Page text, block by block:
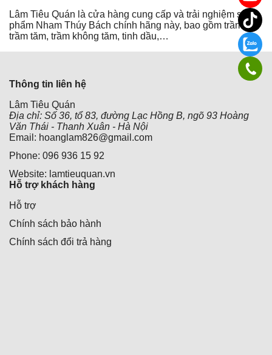
Lâm Tiêu Quán là cửa hàng cung cấp và trải nghiệm sản
phẩm Nham Thúy Bách chính hãng này, bao gồm trầm nụ,
trầm tăm, trầm không tăm, tinh dầu,…
Thông tin liên hệ
Lâm Tiêu Quán
Địa chỉ: Số 36, tổ 83, đường Lạc Hồng B, ngõ 93 Hoàng
Văn Thái - Thanh Xuân - Hà Nội
Email: hoanglam826@gmail.com
Phone: 096 936 15 92
Website: lamtieuquan.vn
Hỗ trợ khách hàng
Hỗ trợ
Chính sách bảo hành
Chính sách đổi trả hàng